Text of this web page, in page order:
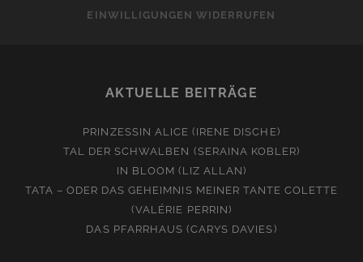
EINWILLIGUNGEN WIDERRUFEN
AKTUELLE BEITRÄGE
PRINZESSIN ALICE (IRENE DISCHE)
TAL DER SCHWALBEN (SERAINA KOBLER)
IN BLOOM (LIZ ALLAN)
TATA – ODER DAS GEHEIMNIS MEINER TANTE COLETTE
(VALÉRIE PERRIN)
DAS PFARRHAUS (CARYS DAVIES)